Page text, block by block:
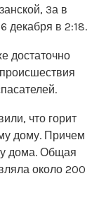
3а в
декабря в 2:18.
достаточно
что горит
дому. Причем
дома. Общая
около 200